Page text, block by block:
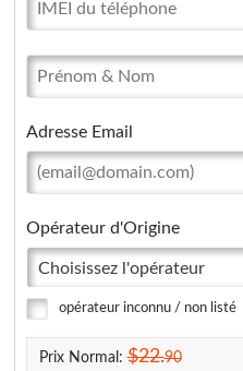
Adresse Email
Opérateur d'Origine
Choisissez l'opérateur
opérateur inconnu / non listé
Prix Normal:$22.90